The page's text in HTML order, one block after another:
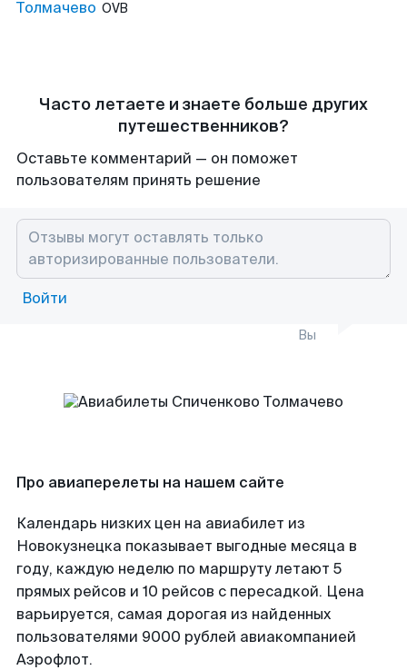
Толмачево OVB
Часто летаете и знаете больше других
путешественников?
Оставьте комментарий — он поможет
пользователям принять решение
Войти
Вы
Про авиаперелеты на нашем сайте
Календарь низких цен на авиабилет из
Новокузнецка показывает выгодные месяца в
году, каждую неделю по маршруту летают 5
прямых рейсов и 10 рейсов с пересадкой. Цена
варьируется, самая дорогая из найденных
пользователями 9000 рублей авиакомпанией
Аэрофлот.